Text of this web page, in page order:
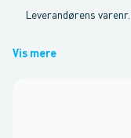
Leverandørens varenr.
Vis mere